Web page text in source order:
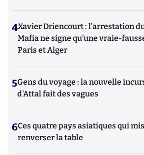
4Xavier Driencourt : l’arrestation
Mafia ne signe qu’une vraie-
Paris et Alger
5Gens du voyage : la nouvelle
d'Attal fait des vagues
6Ces quatre pays asiatiques qui
renverser la table